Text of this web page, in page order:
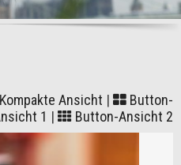
Kompakte Ansicht |
Button-
1 | Button-Ansicht 2